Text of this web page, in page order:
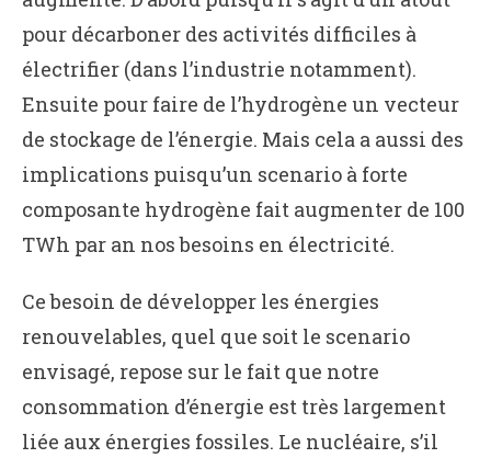
pour décarboner des activités difficiles à
électrifier (dans l’industrie notamment).
Ensuite pour faire de l’hydrogène un vecteur
de stockage de l’énergie. Mais cela a aussi des
implications puisqu’un scenario à forte
composante hydrogène fait augmenter de 100
TWh par an nos besoins en électricité.
Ce besoin de développer les énergies
renouvelables, quel que soit le scenario
envisagé, repose sur le fait que notre
consommation d’énergie est très largement
liée aux énergies fossiles. Le nucléaire, s’il